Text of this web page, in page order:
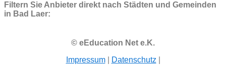
Filtern Sie Anbieter direkt nach Städten und Gemeinden
in Bad Laer:
© eEducation Net e.K.
Impressum| Datenschutz